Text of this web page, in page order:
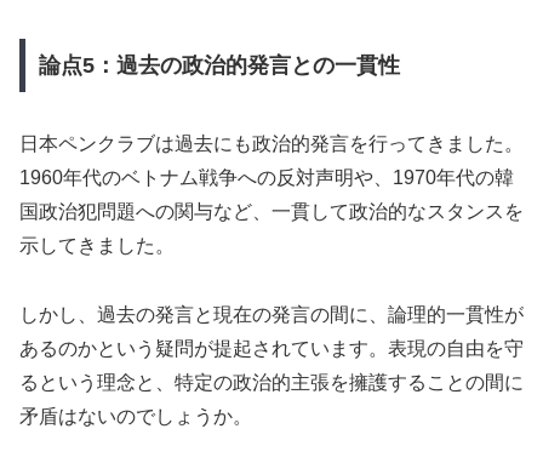
論点5：過去の政治的発言との一貫性
日本ペンクラブは過去にも政治的発言を行ってきました。
1960年代のベトナム戦争への反対声明や、1970年代の韓
国政治犯問題への関与など、一貫して政治的なスタンスを
示してきました。
しかし、過去の発言と現在の発言の間に、論理的一貫性が
あるのかという疑問が提起されています。表現の自由を守
るという理念と、特定の政治的主張を擁護することの間に
矛盾はないのでしょうか。